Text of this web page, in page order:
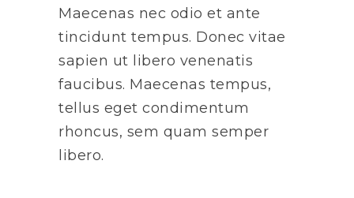
Maecenas nec odio et ante
tincidunt tempus. Donec vitae
sapien ut libero venenatis
faucibus. Maecenas tempus,
tellus eget condimentum
rhoncus, sem quam semper
libero.